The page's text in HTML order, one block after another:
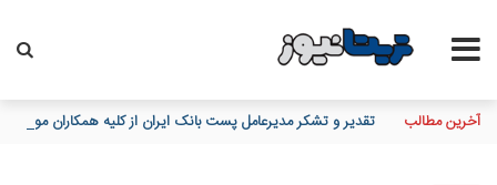
آخرین مطالب تقدیر و تشکر مدیرعامل پست بانک ایران از کلیه همکاران موثر در